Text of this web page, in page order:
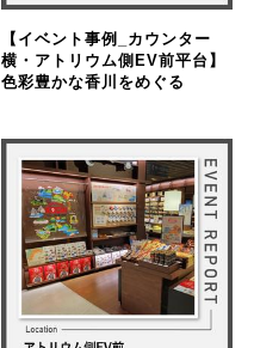
【イベント事例_カウンター
横・アトリウム側EV前平台】
色彩豊かな香川をめぐる